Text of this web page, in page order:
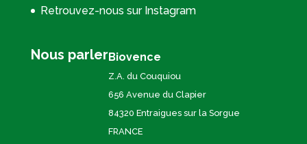
Retrouvez-nous sur Instagram
Nous parler Biovence
Z.A. du Couquiou
656 Avenue du Clapier
84320 Entraigues sur la Sorgue
FRANCE